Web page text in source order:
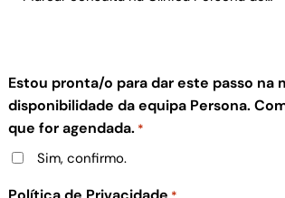
Estou pronta/o para dar este passo na
disponibilidade da equipa Persona.
que for agendada. *
Sim, confirmo.